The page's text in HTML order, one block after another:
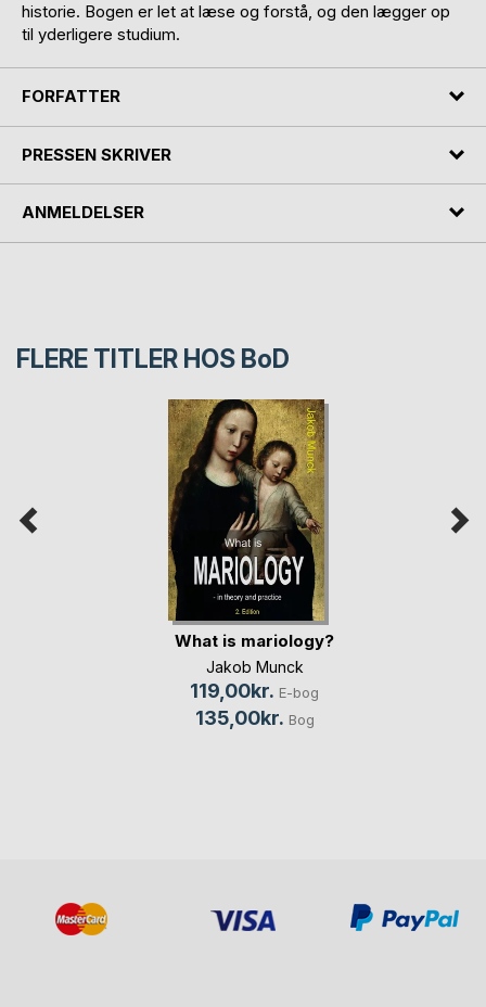
historie. Bogen er let at læse og forstå, og den lægger op
til yderligere studium.
FORFATTER
PRESSEN SKRIVER
ANMELDELSER
FLERE TITLER HOS BoD
What is mariology?
Jakob Munck
119,00kr. E-bog
135,00kr. Bog